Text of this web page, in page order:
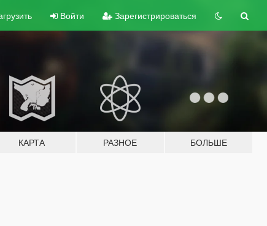
Войти Зарегистрироваться
КАРТА РАЗНОЕ БОЛЬШЕ